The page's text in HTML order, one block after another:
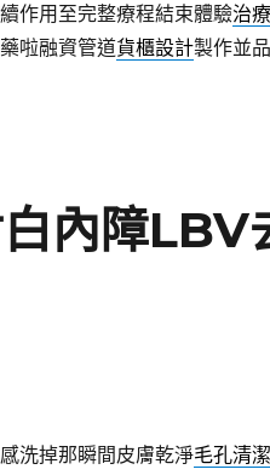
作用至完整療程結束體驗治
啦融資管道貨櫃設計製作並
內障LBV
洗掉那瞬間皮膚乾淨毛孔清